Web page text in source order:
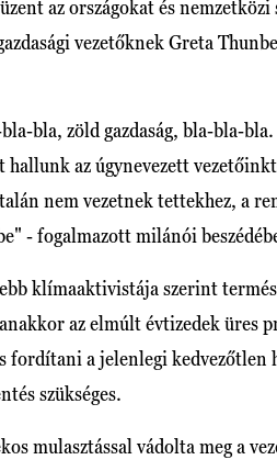
az országokat és
vezetőknek Greta
bla, zöld gazdaság, bla-bla-
hallunk az úgynevezett
nem vezetnek tettekhez, a
- fogalmazott milánói
klímaaktivistája szerint
az elmúlt évtizedek üres
fordítani a jelenlegi kedvezőtlen
szükséges.
mulasztással vádolta meg a